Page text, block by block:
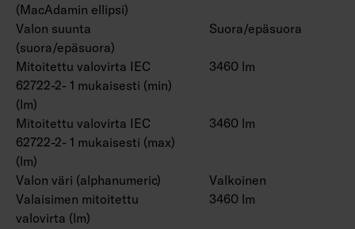
(MacAdamin ellipsi)
Valon suunta
(suora/epäsuora)
Suora/epäsuora
Mitoitettu valovirta IEC
62722-2- 1 mukaisesti (min)
(lm)
3460 lm
Mitoitettu valovirta IEC
62722-2- 1 mukaisesti (max)
(lm)
3460 lm
Valon väri (alphanumeric)
Valkoinen
Valaisimen mitoitettu
valovirta (lm)
3460 lm